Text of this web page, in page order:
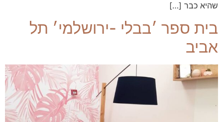
שהיא כבר […]
בית ספר ׳בבלי -ירושלמי׳ תל
אביב